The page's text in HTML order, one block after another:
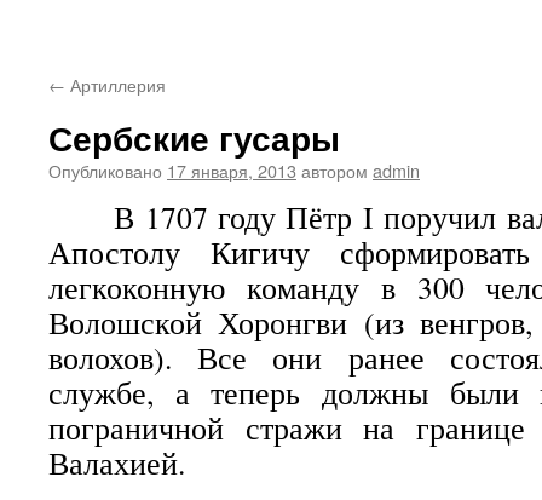
← Артиллерия
Сербские гусары
Опубликовано 17 января, 2013 автором admin
В 1707 году Пётр I поручил
Апостолу Кигичу
легкоконную команду в 300
Волошской Хоронгви (из
волохов). Все они ранее
службе, а теперь должны были
пограничной стражи на
Валахией.